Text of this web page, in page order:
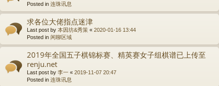
Posted in 连珠讯息
求各位大佬指点迷津
Last post by 本因坊&秀策 « 2020-01-16 13:44
Posted in 闲聊区域
2019年全国五子棋锦标赛、精英赛女子组棋谱已上传至
renju.net
Last post by 李一 « 2019-11-07 20:47
Posted in 连珠讯息